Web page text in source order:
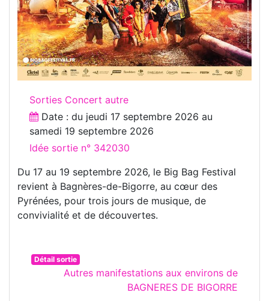
Sorties Concert autre
Date : du jeudi 17 septembre 2026 au
samedi 19 septembre 2026
Idée sortie n° 342030
Du 17 au 19 septembre 2026, le Big Bag Festival
revient à Bagnères-de-Bigorre, au cœur des
Pyrénées, pour trois jours de musique, de
convivialité et de découvertes.
Détail sortie
Autres manifestations aux environs de
BAGNERES DE BIGORRE